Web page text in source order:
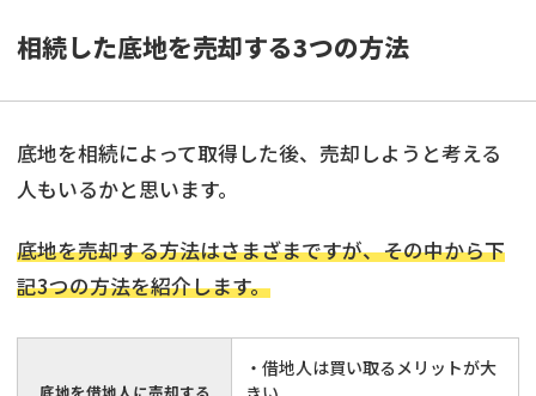
相続した底地を売却する3つの方法
底地を相続によって取得した後、売却しようと考える
人もいるかと思います。
底地を売却する方法はさまざまですが、その中から下
記3つの方法を紹介します。
底地を借地人に売却する
・借地人は買い取るメリットが大
の売却でお悩みならこちら